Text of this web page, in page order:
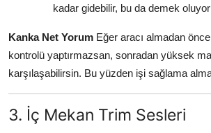
kadar gidebilir, bu da demek
Kanka Net Yorum Eğer aracı almadan
kontrolü yaptırmazsan, sonradan yüksek
karşılaşabilirsin. Bu yüzden işi sağlama
3. İç Mekan Trim Sesleri